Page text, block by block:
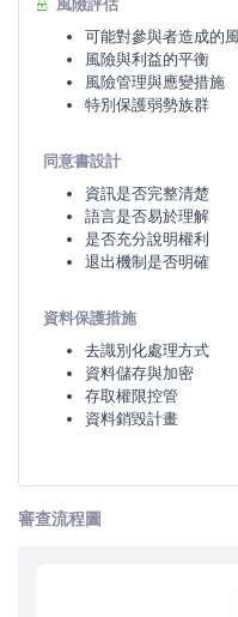
風險評估
可能對參與者造成的
風險與利益的平衡
風險管理與應變措施
特別保護弱勢族群
同意書設計
資訊是否完整清楚
語言是否易於理解
是否充分說明權利
退出機制是否明確
資料保護措施
去識別化處理方式
資料儲存與加密
存取權限控管
資料銷毀計畫
審查流程圖